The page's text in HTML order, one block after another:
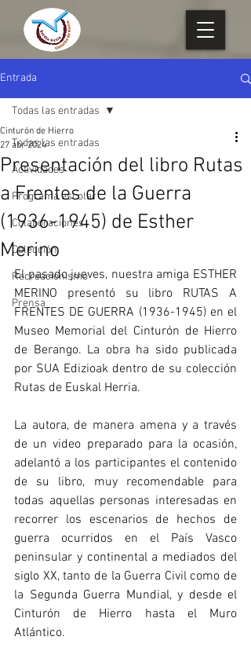
Entrada
Todas las entradas
Actividades
Programa escolar
Colaboraciones
Colección
Recreacionismo
Prensa
Todas las entradas
Presentación del libro Rutas
a Frentes de la Guerra
(1936-1945) de Esther
Merino
Cinturón de Hierro
27 abr 2024
El pasado jueves, nuestra amiga ESTHER
MERINO presentó su libro RUTAS A
FRENTES DE GUERRA (1936-1945) en el
Museo Memorial del Cinturón de Hierro
de Berango. La obra ha sido publicada
por SUA Edizioak dentro de su colección
Rutas de Euskal Herria.
La autora, de manera amena y a través
de un video preparado para la ocasión,
adelantó a los participantes el contenido
de su libro, muy recomendable para
todas aquellas personas interesadas en
recorrer los escenarios de hechos de
guerra ocurridos en el País Vasco
peninsular y continental a mediados del
siglo XX, tanto de la Guerra Civil como de
la Segunda Guerra Mundial, y desde el
Cinturón de Hierro hasta el Muro
Atlántico.